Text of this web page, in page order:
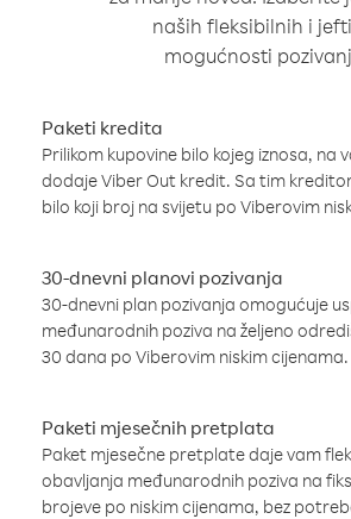
naših fleksibilnih i
mogućnosti
Paketi kredita
Prilikom kupovine bilo kojeg iznosa, na
dodaje Viber Out kredit. Sa tim
bilo koji broj na svijetu po Viberovim
30-dnevni planovi pozivanja
30-dnevni plan pozivanja omogućuje
međunarodnih poziva na željeno
30 dana po Viberovim niskim cijenama.
Paketi mjesečnih pretplata
Paket mjesečne pretplate daje vam
obavljanja međunarodnih poziva na
brojeve po niskim cijenama, bez